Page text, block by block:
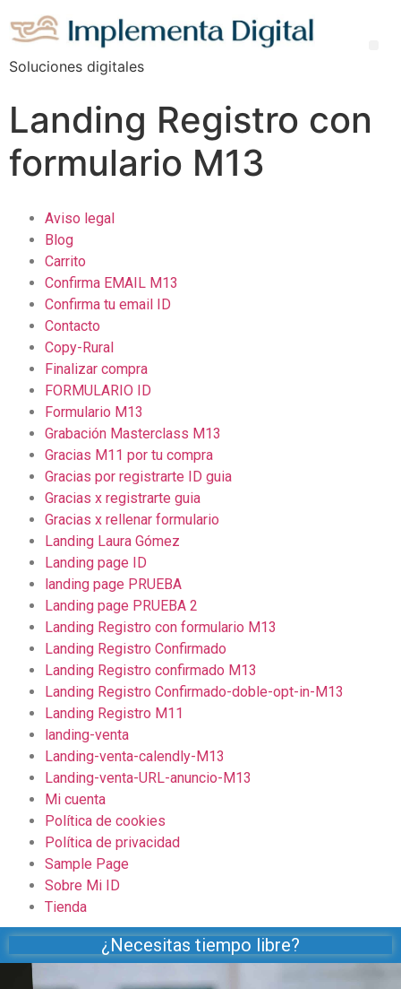
Soluciones digitales
Landing Registro con
formulario M13
Aviso legal
Blog
Carrito
Confirma EMAIL M13
Confirma tu email ID
Contacto
Copy-Rural
Finalizar compra
FORMULARIO ID
Formulario M13
Grabación Masterclass M13
Gracias M11 por tu compra
Gracias por registrarte ID guia
Gracias x registrarte guia
Gracias x rellenar formulario
Landing Laura Gómez
Landing page ID
landing page PRUEBA
Landing page PRUEBA 2
Landing Registro con formulario M13
Landing Registro Confirmado
Landing Registro confirmado M13
Landing Registro Confirmado-doble-opt-in-M13
Landing Registro M11
landing-venta
Landing-venta-calendly-M13
Landing-venta-URL-anuncio-M13
Mi cuenta
Política de cookies
Política de privacidad
Sample Page
Sobre Mi ID
Tienda
¿Necesitas tiempo libre?